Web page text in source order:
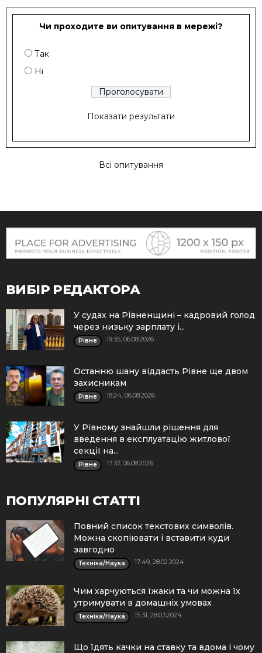
Чи проходите ви опитування в мережі?
Так
Ні
Показати результати
Всі опитування
ВИБІР РЕДАКТОРА
У судах на Рівненщині – кадровий голод
через низьку зарплату і...
Рівне 19:35, 06.08.2026
Останню шану віддасть Рівне ще двом
захисникам
Рівне 18:24, 06.08.2026
У Рівному знайшли рішення для
введення в експлуатацію житлової
секції на...
Рівне 17:37, 06.08.2026
ПОПУЛЯРНІ СТАТТІ
Повний список текстових символів.
Можна скопіювати і вставити куди
завгодно
Техніка/Наука 17:49, 28.02.2024
Чим харчуються їжаки та чи можна їх
утримувати в домашніх умовах
Техніка/Наука 15:31, 28.03.2024
Що їдять качки на ставку та вдома і чому